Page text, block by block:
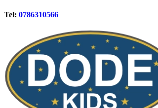
Tel: 0786310566